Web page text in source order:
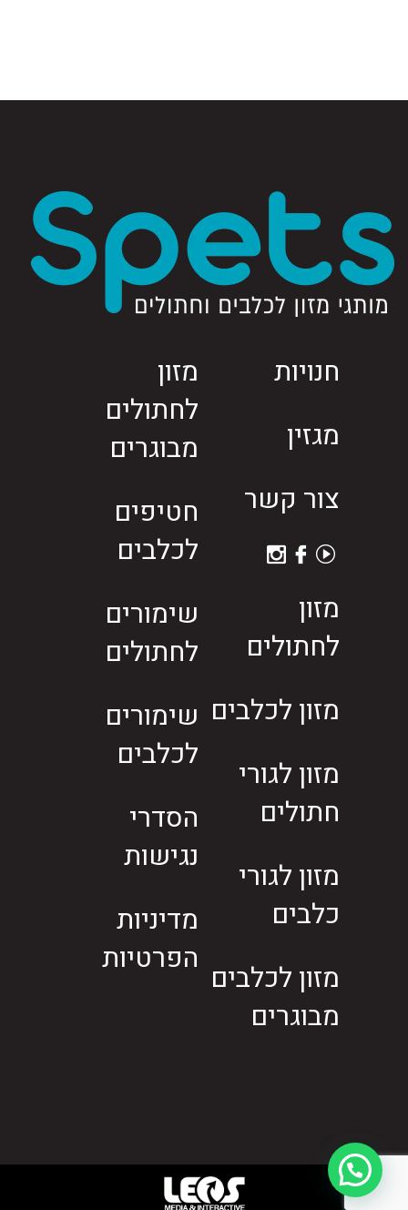
חנויות
מגזין
צור קשר
מזון
לחתולים
מזון לכלבים
מזון לגורי
חתולים
מזון לגורי
כלבים
מזון לכלבים
מבוגרים
מזון
לחתולים
מבוגרים
חטיפים
לכלבים
שימורים
לחתולים
שימורים
לכלבים
הסדרי
נגישות
מדיניות
הפרטיות